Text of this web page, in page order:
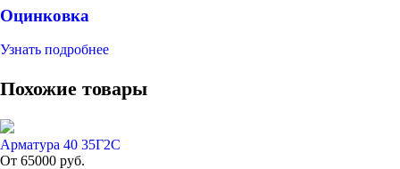
Оцинковка
Узнать подробнее
Похожие товары
Арматура 40 35Г2С
От 65000 руб.